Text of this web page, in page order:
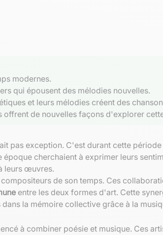
modernes.
qui épousent des mélodies nouvelles.
et leurs mélodies créent des
de nouvelles façons d'explorer
pas exception. C'est durant cette période
cherchaient à exprimer leurs
leurs œuvres.
de son temps. Ces
entre les deux formes d'art. Cette
la mémoire collective grâce à la
à combiner poésie et musique. Ces